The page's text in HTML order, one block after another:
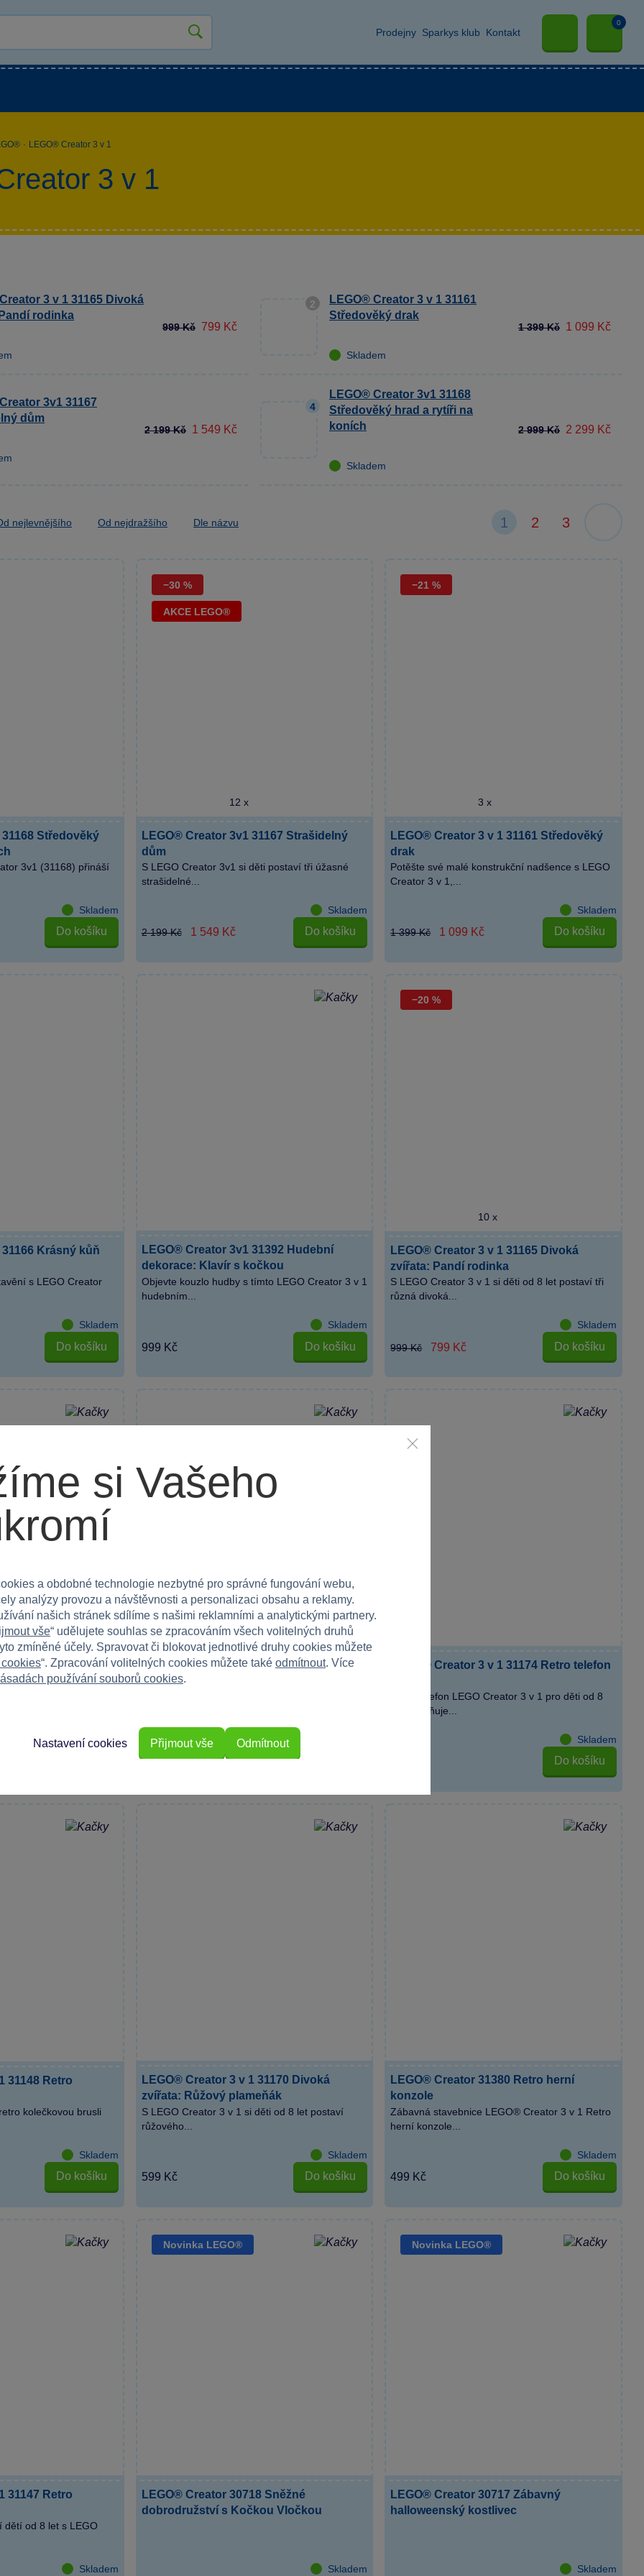
Prodejny Sparkys klub Kontakt
0
· LEGO® Creator 3 v 1
3 v 1
3 v 1 31165 Divoká
rodinka
999 Kč 799 Kč
2
LEGO® Creator 3 v 1 31161
Středověký drak
Skladem
1 399 Kč 1 099 Kč
3v1 31167
dům
2 199 Kč 1 549 Kč
4
LEGO® Creator 3v1 31168
Středověký hrad a rytíři na
koních
Skladem
2 999 Kč 2 299 Kč
nejlevnějšího Od nejdražšího Dle názvu 1 2 3
Středověký
3v1 (31168) přináší
Skladem
Do košíku
−30 %
AKCE LEGO®
12 x
LEGO® Creator 3v1 31167 Strašidelný
dům
S LEGO Creator 3v1 si děti postaví tři úžasné
strašidelné...
Skladem
2 199 Kč
1 549 Kč Do košíku
−21 %
3 x
LEGO® Creator 3 v 1 31161 Středověký
drak
Potěšte své malé konstrukční nadšence s LEGO
Creator 3 v 1,...
Skladem
1 399 Kč
1 099 Kč Do košíku
Krásný kůň
s LEGO Creator
Skladem
Do košíku
LEGO® Creator 3v1 31392 Hudební
dekorace: Klavír s kočkou
Objevte kouzlo hudby s tímto LEGO Creator 3 v 1
hudebním...
Skladem
999 Kč Do košíku
−20 %
10 x
LEGO® Creator 3 v 1 31165 Divoká
zvířata: Pandí rodinka
S LEGO Creator 3 v 1 si děti od 8 let postaví tři
různá divoká...
Skladem
999 Kč
799 Kč Do košíku
31391 Módní kabelka
Skladem
LEGO® Creator 3v1 31390 Květinová
malba
799 Kč
LEGO® Creator 3 v 1 31174 Retro telefon
Retro telefon LEGO Creator 3 v 1 pro děti od 8
let umožňuje...
Skladem
Do košíku
31148 Retro
kolečkovou brusli
Skladem
Do košíku
LEGO® Creator 3 v 1 31170 Divoká
zvířata: Růžový plameňák
S LEGO Creator 3 v 1 si děti od 8 let postaví
růžového...
Skladem
599 Kč Do košíku
LEGO® Creator 31380 Retro herní
konzole
Zábavná stavebnice LEGO® Creator 3 v 1 Retro
herní konzole...
Skladem
499 Kč Do košíku
31147 Retro
dětí od 8 let s LEGO
Skladem
Novinka LEGO®
LEGO® Creator 30718 Sněžné
dobrodružství s Kočkou Vločkou
Skladem
Novinka LEGO®
LEGO® Creator 30717 Zábavný
halloweenský kostlivec
Skladem
si Vašeho
a obdobné technologie nezbytné pro správné fungování webu,
analýzy provozu a návštěvnosti a personalizaci obsahu a reklamy.
našich stránek sdílíme s našimi reklamními a analytickými partnery.
vše“ udělujete souhlas se zpracováním všech volitelných druhů
zmíněné účely. Spravovat či blokovat jednotlivé druhy cookies můžete
“. Zpracování volitelných cookies můžete také odmítnout. Více
používání souborů cookies.
Odmítnout
Nastavení cookies Přijmout vše